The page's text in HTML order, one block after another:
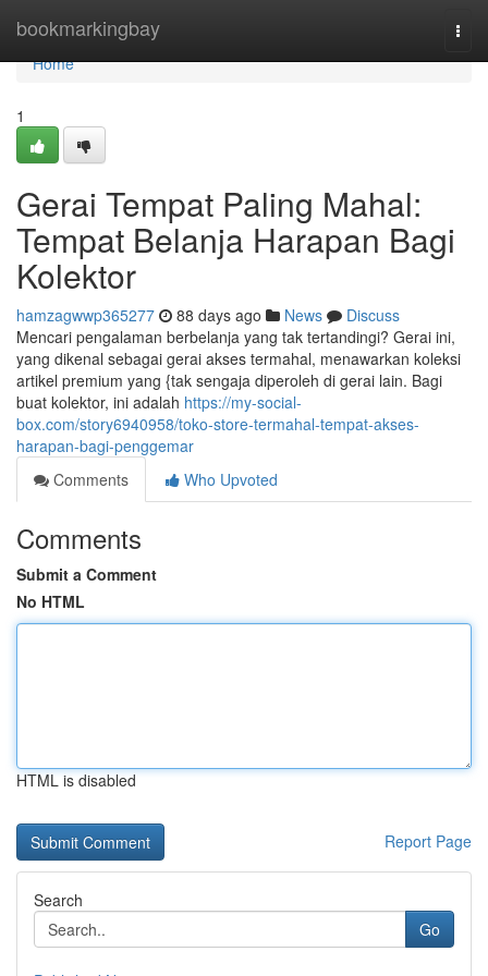
bookmarkingbay
Home
Home
1
Gerai Tempat Paling Mahal:
Tempat Belanja Harapan Bagi
Kolektor
hamzagwwp365277 88 days ago News
Discuss
Mencari pengalaman berbelanja yang tak tertandingi? Gerai ini,
yang dikenal sebagai gerai akses termahal, menawarkan koleksi
artikel premium yang {tak sengaja diperoleh di gerai lain. Bagi
buat kolektor, ini adalah https://my-social-
box.com/story6940958/toko-store-termahal-tempat-akses-
harapan-bagi-penggemar
Comments
Who Upvoted
Comments
Submit a Comment
No HTML
HTML is disabled
Report Page
Search
Go